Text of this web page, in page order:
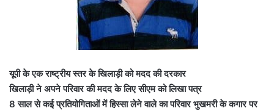
यूपी के एक राष्ट्रीय स्तर के खिलाड़ी को मदद की दरकार
खिलाड़ी ने अपने परिवार की मदद के लिए सीएम को लिखा पत्र
8 साल से कई प्रतियोगिताओं में हिस्सा लेने वाले का परिवार भुखमरी के कगार पर